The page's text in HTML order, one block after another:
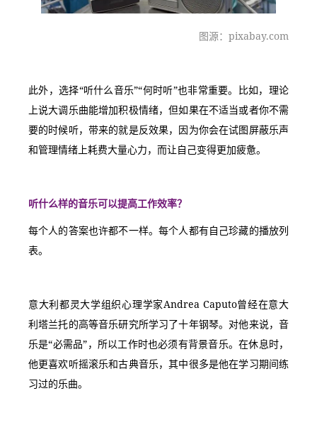
图源：pixabay.com
此外，选择“听什么音乐”“何时听”也非常重要。比如，理论
上说大调乐曲能增加积极情绪，但如果在不适当或者你不需
要的时候听，带来的就是反效果，因为你会在试图屏蔽乐声
和管理情绪上耗费大量心力，而让自己变得更加疲惫。
听什么样的音乐可以提高工作效率？
每个人的答案也许都不一样。每个人都有自己珍藏的播放列
表。
意大利都灵大学组织心理学家Andrea Caputo曾经在意大
利塔兰托的高等音乐研究所学习了十年钢琴。对他来说，音
乐是“必需品”，所以工作时也必须有背景音乐。在休息时，
他更喜欢听摇滚乐和古典音乐，其中很多是他在学习期间练
习过的乐曲。